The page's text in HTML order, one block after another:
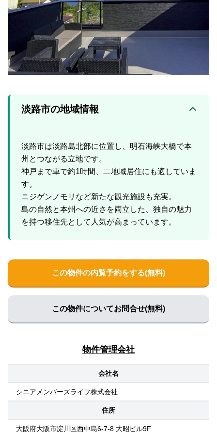
淡路市の地域情報
淡路市は淡路島北部に位置し、明石海峡大橋で本
州とつながる立地です。
神戸まで車で約1時間、二地域居住にも適していま
す。
ニジゲンノモリなど新たな観光施設も充実。
島の自然と本州への近さを両立した、独自の魅力
この物件の内覧予約をする(無料)
この物件についてお問合せ(無料)
物件管理会社
会社名
シニアメンバーズライフ株式会社
住所
大阪府大阪市淀川区西中島6-7-8 大昭ビル9F